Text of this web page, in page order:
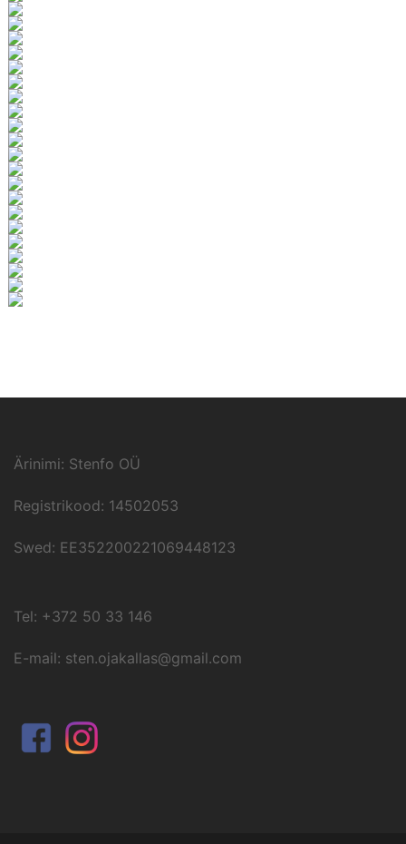
Ärinimi: Stenfo OÜ
Registrikood: 14502053
Swed: EE352200221069448123
Tel: +372 50 33 146
E-mail: sten.ojakallas@gmail.com